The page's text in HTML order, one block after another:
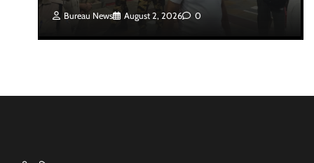
Bureau News August 2, 2026 0